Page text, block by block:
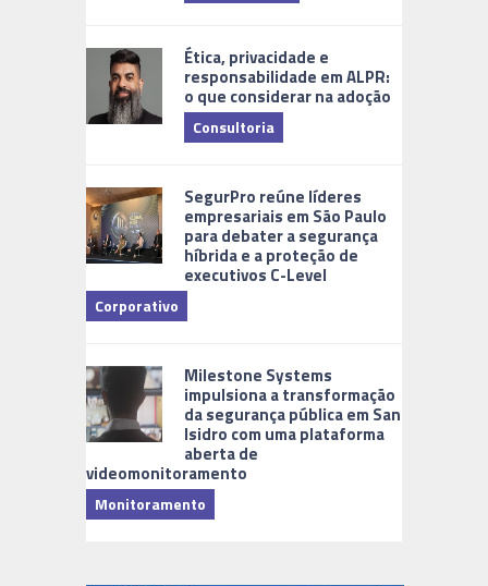
Ética, privacidade e
responsabilidade em ALPR:
o que considerar na adoção
Consultoria
SegurPro reúne líderes
empresariais em São Paulo
para debater a segurança
híbrida e a proteção de
executivos C-Level
Corporativo
Milestone Systems
impulsiona a transformação
da segurança pública em San
Isidro com uma plataforma
aberta de
videomonitoramento
Monitoramento